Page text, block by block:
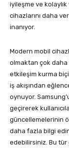
iyileşme ve
cihazlarını daha
inanıyor.
Modern mobil
olmaktan çok daha
etkileşim kurma
iş akışından
oynuyor.
geçirerek
güncellemelerinin
daha fazla bilgi
edebilirsiniz. Bu tür